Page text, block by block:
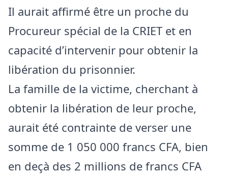
Il aurait affirmé être un proche du
Procureur spécial de la CRIET et en
capacité d’intervenir pour obtenir la
libération du prisonnier.
La famille de la victime, cherchant à
obtenir la libération de leur proche,
aurait été contrainte de verser une
somme de 1 050 000 francs CFA, bien
en deçà des 2 millions de francs CFA